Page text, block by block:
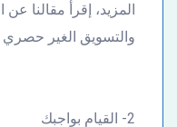
المزيد، إقرأ مقالنا
والتسويق الغير حصري
2- القيام بواجبك